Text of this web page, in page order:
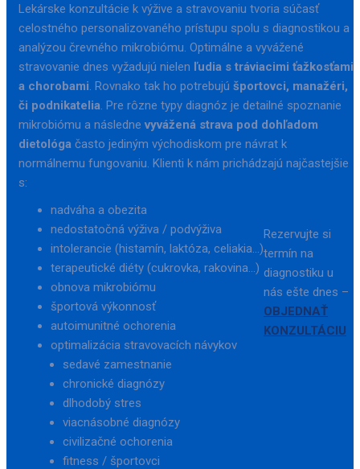
Lekárske konzultácie k výžive a stravovaniu tvoria súčasť
celostného personalizovaného prístupu spolu s diagnostikou a
analýzou črevného mikrobiómu. Optimálne a vyvážené
stravovanie dnes vyžadujú nielen ľudia s tráviacimi ťažkosťami
a chorobami. Rovnako tak ho potrebujú športovci, manažéri,
či podnikatelia. Pre rôzne typy diagnóz je detailné spoznanie
mikrobiómu a následne vyvážená strava pod dohľadom
dietológa často jediným východiskom pre návrat k
normálnemu fungovaniu. Klienti k nám prichádzajú najčastejšie
s:
nadváha a obezita
nedostatočná výživa / podvýživa
intolerancie (histamín, laktóza, celiakia...)
terapeutické diéty (cukrovka, rakovina...)
obnova mikrobiómu
športová výkonnosť
autoimunitné ochorenia
optimalizácia stravovacích návykov
sedavé zamestnanie
chronické diagnózy
dlhodobý stres
viacnásobné diagnózy
civilizačné ochorenia
fitness / športovci
Rezervujte si
termín na
diagnostiku u
nás ešte dnes –
OBJEDNAŤ
KONZULTÁCIU